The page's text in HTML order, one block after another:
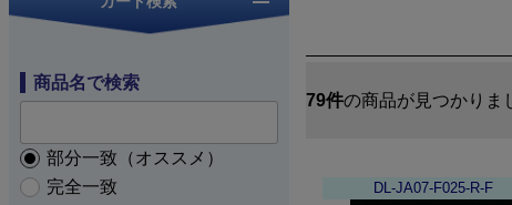
商品名で検索
部分一致（オススメ）
完全一致
79件の商品が見つかりま
DL-JA07-F025-R-F